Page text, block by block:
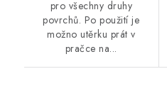
pro všechny druhy
povrchů. Po použití je
možno utěrku prát v
pračce na...